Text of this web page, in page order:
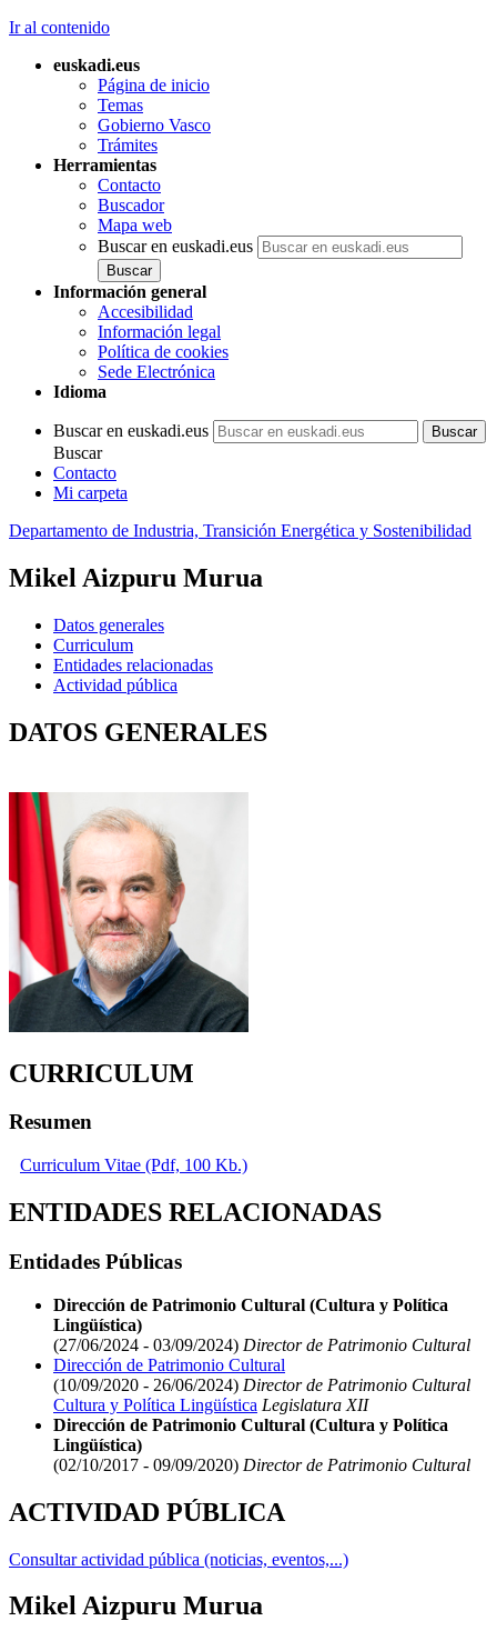
Ir al contenido
euskadi.eus
Página de inicio
Temas
Gobierno Vasco
Trámites
Herramientas
Contacto
Buscador
Mapa web
Buscar en euskadi.eus
Información general
Accesibilidad
Información legal
Política de cookies
Sede Electrónica
Idioma
Buscar en euskadi.eus
Buscar
Contacto
Mi carpeta
Departamento de Industria, Transición Energética y Sostenibilidad
Mikel Aizpuru Murua
Datos generales
Curriculum
Entidades relacionadas
Actividad pública
DATOS GENERALES
CURRICULUM
Resumen
Curriculum Vitae (Pdf, 100 Kb.)
ENTIDADES RELACIONADAS
Entidades Públicas
Dirección de Patrimonio Cultural (Cultura y Política
Lingüística)
(27/06/2024 - 03/09/2024) Director de Patrimonio Cultural
Dirección de Patrimonio Cultural
(10/09/2020 - 26/06/2024) Director de Patrimonio Cultural
Cultura y Política Lingüística Legislatura XII
Dirección de Patrimonio Cultural (Cultura y Política
Lingüística)
(02/10/2017 - 09/09/2020) Director de Patrimonio Cultural
ACTIVIDAD PÚBLICA
Consultar actividad pública (noticias, eventos,...)
Mikel Aizpuru Murua